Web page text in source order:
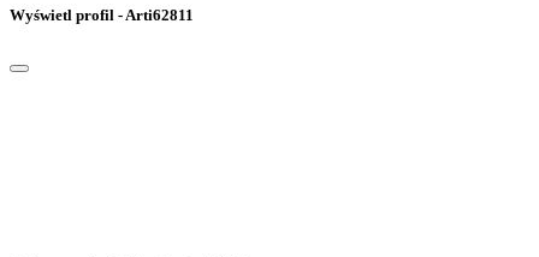
Wyświetl profil - Arti62811